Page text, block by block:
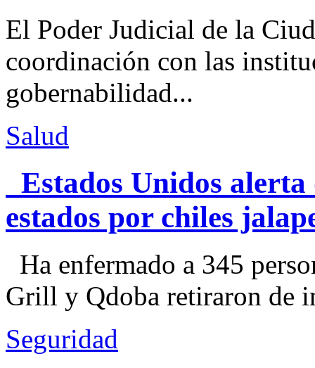
El Poder Judicial de la
coordinación con las
gobernabilidad...
Salud
Estados Unidos alerta
estados por chiles
Ha enfermado a 345
Grill y Qdoba retiraron de
Seguridad